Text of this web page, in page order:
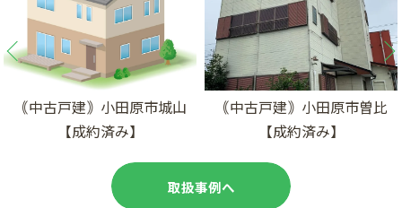
｟中古戸建｠小田原市城山
【成約済み】
｟中古戸建｠小田原市曽比
【成約済み】
取扱事例へ
ご相談はこちら